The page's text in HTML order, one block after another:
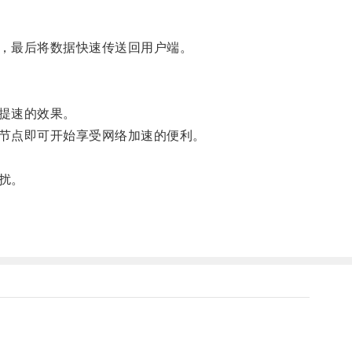
后将数据快速传送回用户端。
的效果。
即可开始享受网络加速的便利。
。